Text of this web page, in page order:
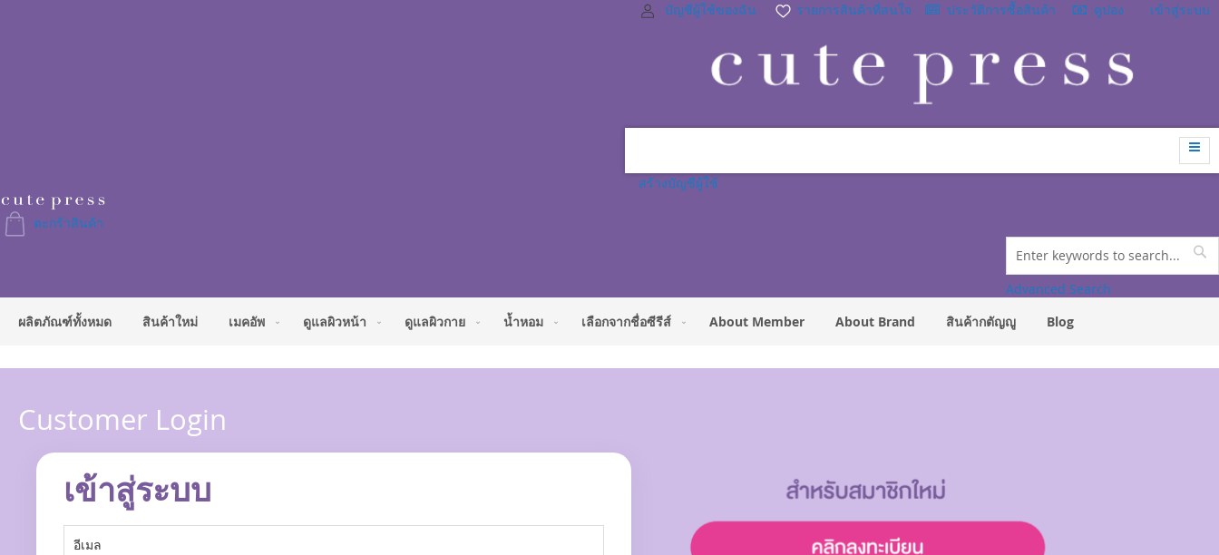
บัญชีผู้ใช้ของฉัน รายการสินค้าที่สนใจ ประวัติการซื้อสินค้า คูปอง เข้าสู่ระบบ
สร้างบัญชีผู้ใช้
ตะกร้าสินค้า
Search
Advanced Search
ผลิตภัณฑ์ทั้งหมด สินค้าใหม่ เมคอัพ ดูแลผิวหน้า ดูแลผิวกาย น้ำหอม เลือกจากชื่อซีรีส์ About Member About Brand สินค้ากตัญญู Blog
Customer Login
เข้าสู่ระบบ